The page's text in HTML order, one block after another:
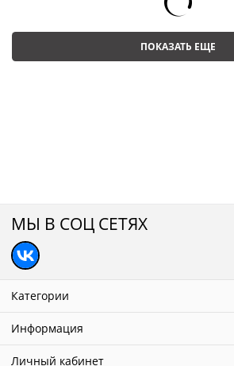
ПОКАЗАТЬ ЕЩЕ
МЫ В СОЦ СЕТЯХ
Категории
Информация
Личный кабинет